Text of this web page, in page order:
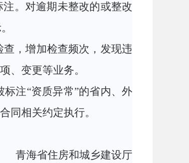
。对逾期未整改的或整改
，增加检查频次，发现违
、变更等业务。
注“资质异常”的省内、外
同相关约定执行。
青海省住房和城乡建设厅